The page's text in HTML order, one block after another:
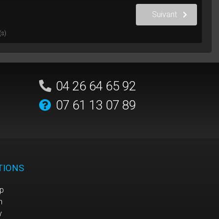
Suivant
04 26 64 65 92
07 61 13 07 89